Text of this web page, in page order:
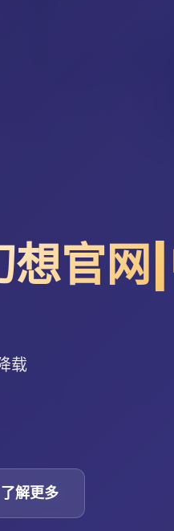
想官网
载
了解更多